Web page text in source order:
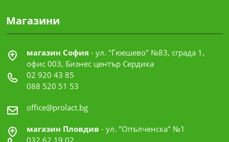
Магазини
магазин София - ул. "Гюешево" №83, сграда 1,
офис 003, Бизнес център Сердика
02 920 43 85
088 520 51 53
office@prolact.bg
магазин Пловдив - ул. "Опълченска" №1
032 62 19 02